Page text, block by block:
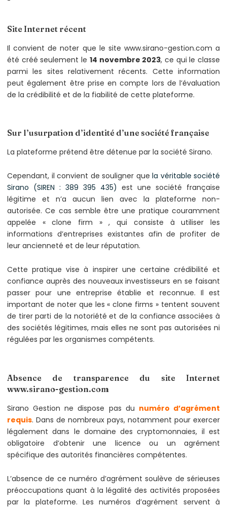
Site Internet récent
Il convient de noter que le site www.sirano-gestion.com a
été créé seulement le 14 novembre 2023, ce qui le classe
parmi les sites relativement récents. Cette information
peut également être prise en compte lors de l’évaluation
de la crédibilité et de la fiabilité de cette plateforme.
Sur l’usurpation d’identité d’une société française
La plateforme prétend être détenue par la société Sirano.
Cependant, il convient de souligner que la véritable société
Sirano (SIREN : 389 395 435) est une société française
légitime et n’a aucun lien avec la plateforme non-
autorisée. Ce cas semble être une pratique couramment
appelée « clone firm » , qui consiste à utiliser les
informations d’entreprises existantes afin de profiter de
leur ancienneté et de leur réputation.
Cette pratique vise à inspirer une certaine crédibilité et
confiance auprès des nouveaux investisseurs en se faisant
passer pour une entreprise établie et reconnue. Il est
important de noter que les « clone firms » tentent souvent
de tirer parti de la notoriété et de la confiance associées à
des sociétés légitimes, mais elles ne sont pas autorisées ni
régulées par les organismes compétents.
Absence de transparence du site Internet
www.sirano-gestion.com
Sirano Gestion ne dispose pas du numéro d’agrément
requis. Dans de nombreux pays, notamment pour exercer
légalement dans le domaine des cryptomonnaies, il est
obligatoire d’obtenir une licence ou un agrément
spécifique des autorités financières compétentes.
L’absence de ce numéro d’agrément soulève de sérieuses
préoccupations quant à la légalité des activités proposées
par la plateforme. Les numéros d’agrément servent à